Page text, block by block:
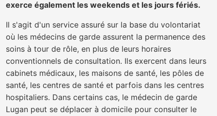
exerce également les weekends et les jours fériés.
Il s'agit d'un service assuré sur la base du volontariat
où les médecins de garde assurent la permanence des
soins à tour de rôle, en plus de leurs horaires
conventionnels de consultation. Ils exercent dans leurs
cabinets médicaux, les maisons de santé, les pôles de
santé, les centres de santé et parfois dans les centres
hospitaliers. Dans certains cas, le médecin de garde
Lugan peut se déplacer à domicile pour consulter le